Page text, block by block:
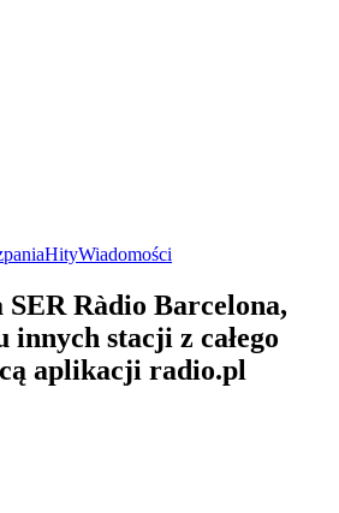
HityWiadomości
SER Ràdio Barcelona,
stacji z całego
aplikacji radio.pl